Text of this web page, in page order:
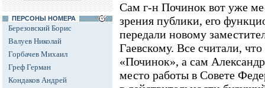
ПЕРСОНЫ НОМЕРА
Березовский Борис
Валуев Николай
Горбачев Михаил
Греф Герман
Кондаков Андрей
Сам г-н Починок вот уже
зрения публики, его
передали новому
Гаевскому. Все считали,
«Починок», а сам
место работы в Совете